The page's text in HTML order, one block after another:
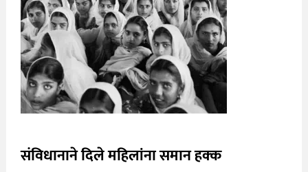
संविधानाने दिले महिलांना समान हक्क